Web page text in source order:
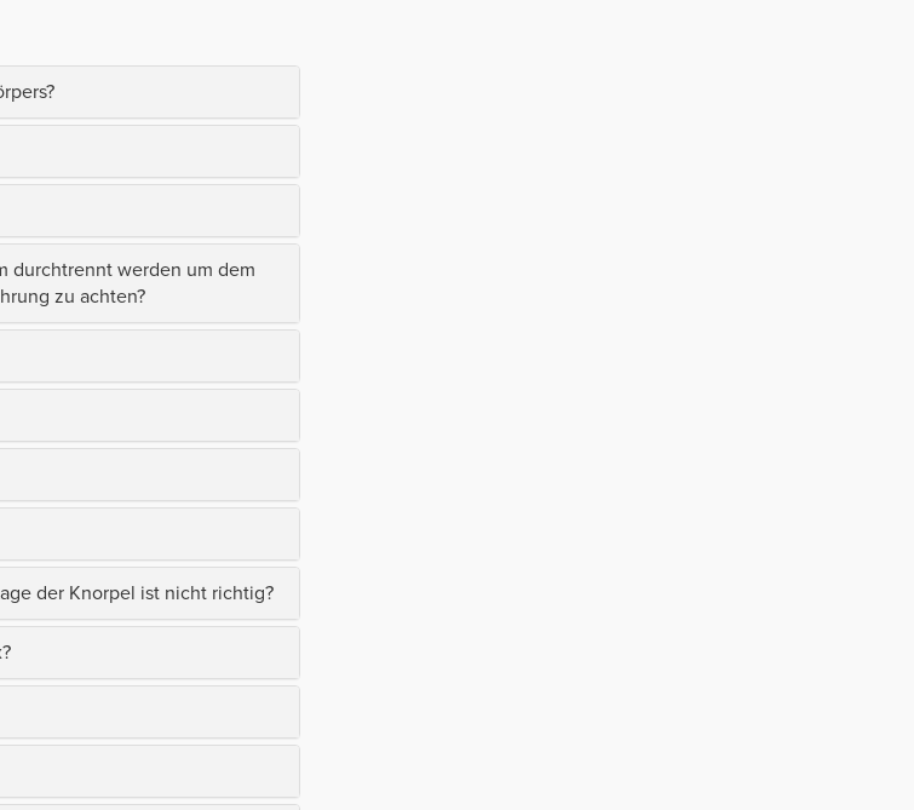
durchtrennt werden um dem
zu achten?
der Knorpel ist nicht richtig?